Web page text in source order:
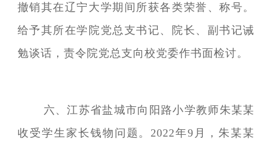
撤销其在辽宁大学期间所获各类荣誉、称号。
给予其所在学院党总支书记、院长、副书记诫
勉谈话，责令院党总支向校党委作书面检讨。
六、江苏省盐城市向阳路小学教师朱某某
收受学生家长钱物问题。2022年9月，朱某某